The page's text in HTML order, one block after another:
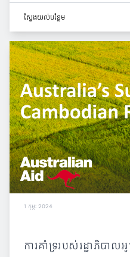
ស្វែង​យល់​បន្ថែម
1 កុម្ភៈ 2024
ការគាំទ្ររបស់រដ្ឋាភិបា